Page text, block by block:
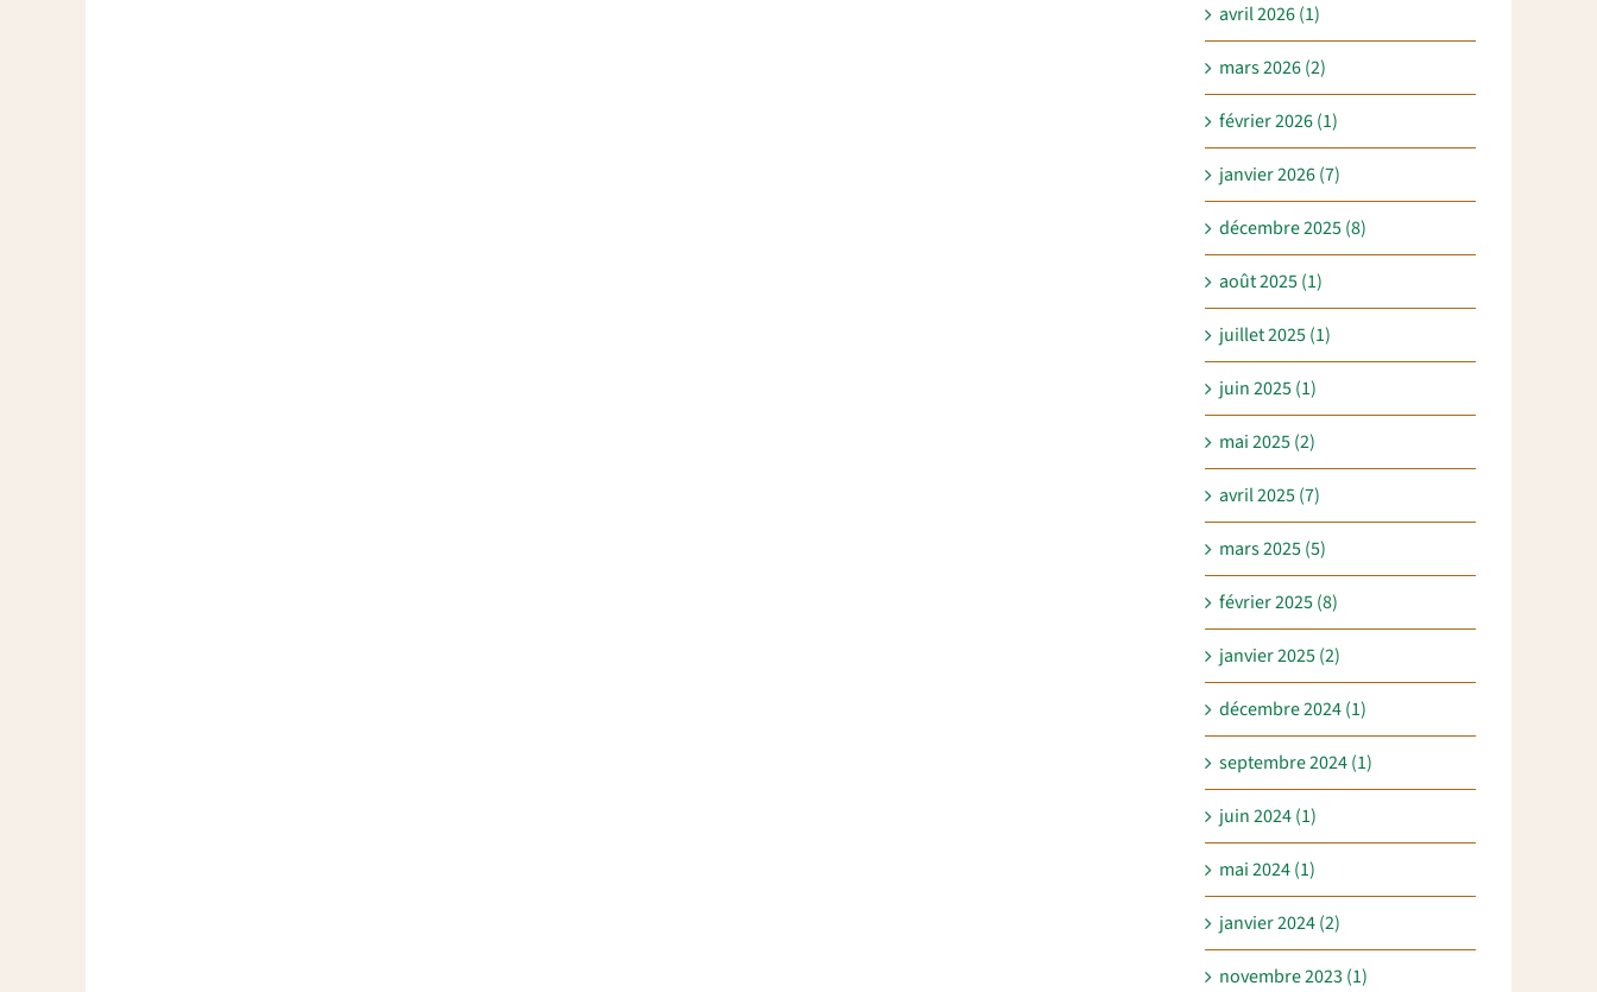
avril 2026 (1)
mars 2026 (2)
février 2026 (1)
janvier 2026 (7)
décembre 2025 (8)
août 2025 (1)
juillet 2025 (1)
juin 2025 (1)
mai 2025 (2)
avril 2025 (7)
mars 2025 (5)
février 2025 (8)
janvier 2025 (2)
décembre 2024 (1)
septembre 2024 (1)
juin 2024 (1)
mai 2024 (1)
janvier 2024 (2)
novembre 2023 (1)